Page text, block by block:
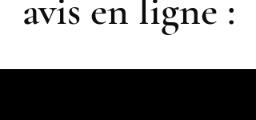
avis en ligne :